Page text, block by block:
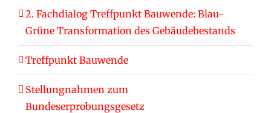
2. Fachdialog Treffpunkt Bauwende: Blau-
Grüne Transformation des Gebäudebestands
Treffpunkt Bauwende
Stellungnahmen zum
Bundeserprobungsgesetz